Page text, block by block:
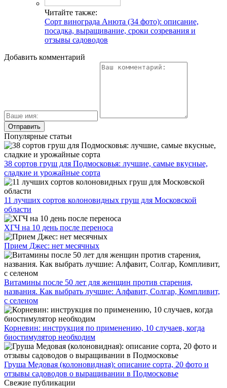
Читайте также:
Сорт винограда Анюта (34 фото): описание,
посадка, выращивание, сроки созревания и
отзывы садоводов
Добавить комментарий
Популярные статьи
38 сортов груш для Подмосковья: лучшие, самые вкусные,
сладкие и урожайные сорта
11 лучших сортов колоновидных груш для Московской
области
ХГЧ на 10 день после переноса
Прием Джес: нет месячных
Витамины после 50 лет для женщин против старения,
названия. Как выбрать лучшие: Алфавит, Солгар, Компливит,
с селеном
Корневин: инструкция по применению, 10 случаев, когда
биостимулятор необходим
Груша Медовая (колоновидная): описание сорта, 20 фото и
отзывы садоводов о выращивании в Подмосковье
Свежие публикации